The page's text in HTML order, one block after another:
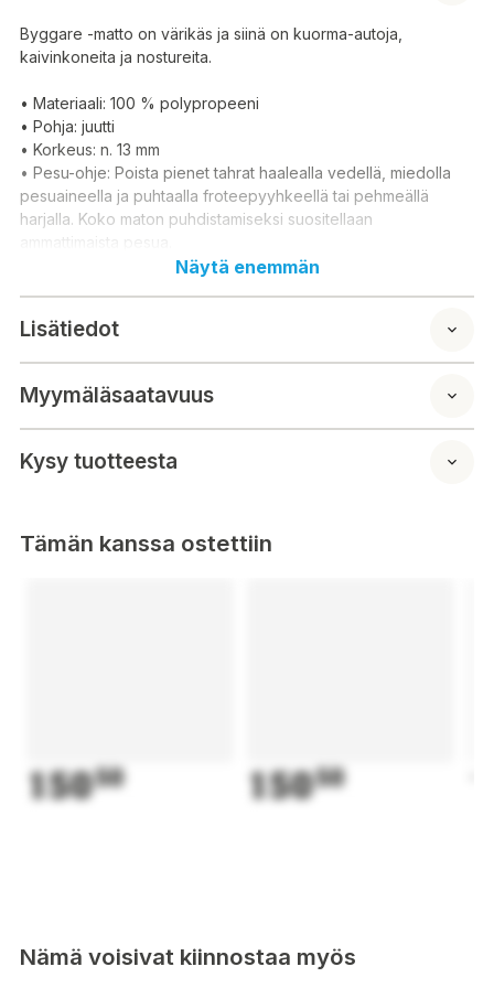
Byggare -matto on värikäs ja siinä on kuorma-autoja,
kaivinkoneita ja nostureita.
• Materiaali: 100 % polypropeeni
• Pohja: juutti
• Korkeus: n. 13 mm
• Pesu-ohje: Poista pienet tahrat haalealla vedellä, miedolla
pesuaineella ja puhtaalla froteepyyhkeellä tai pehmeällä
harjalla. Koko maton puhdistamiseksi suositellaan
• Material: 100 % polypropen
• Höjd: ca 13 mm
• Tvättråd: Ta bort små fläckar med ljummet vatten, milt
tvättmedel och en ren frottéhandduk eller mjuk borste.
Professionell tvätt rekommenderas för att rengöra hela mattan.
Näytä enemmän
Lisätiedot
Myymäläsaatavuus
Kysy tuotteesta
Tämän kanssa ostettiin
15050 15050
Nämä voisivat kiinnostaa myös